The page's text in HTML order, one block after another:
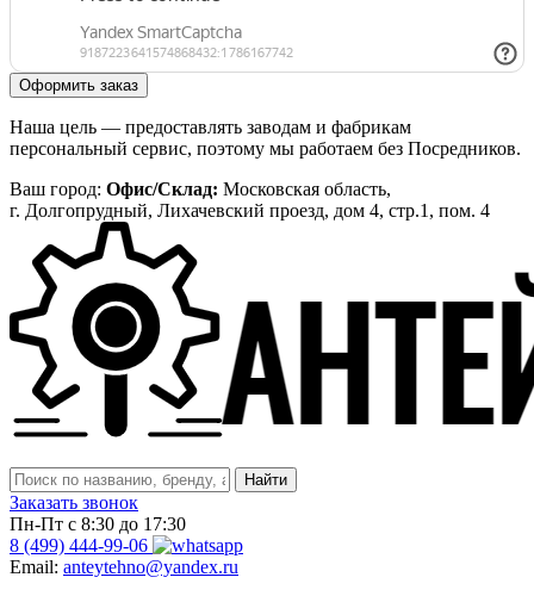
Наша цель — предоставлять заводам и фабрикам
персональный сервис, поэтому мы работаем без Посредников.
Ваш город: Офис/Склад: Московская область,
г. Долгопрудный, Лихачевский проезд, дом 4, стр.1, пом. 4
Заказать звонок
Пн-Пт с 8:30 до 17:30
8 (499) 444-99-06
Email: anteytehno@yandex.ru